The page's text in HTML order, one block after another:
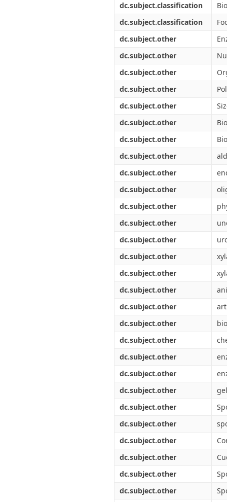
dc.subject.classification
dc.subject.classification
dc.subject.other
dc.subject.other
dc.subject.other
dc.subject.other
dc.subject.other
dc.subject.other
dc.subject.other
dc.subject.other
dc.subject.other
dc.subject.other
dc.subject.other
dc.subject.other
dc.subject.other
dc.subject.other
dc.subject.other
dc.subject.other
dc.subject.other
dc.subject.other
dc.subject.other
dc.subject.other
dc.subject.other
dc.subject.other
dc.subject.other
dc.subject.other
dc.subject.other
dc.subject.other
dc.subject.other
dc.subject.other